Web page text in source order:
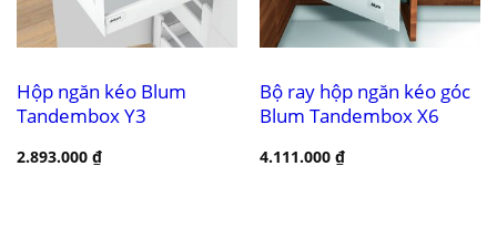
Hộp ngăn kéo Blum
Tandembox Y3
2.893.000 ₫
Bộ ray hộp ngăn kéo góc
Blum Tandembox X6
4.111.000 ₫